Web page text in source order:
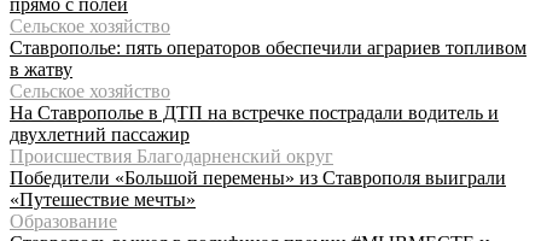
Сельское хозяйство
Ставрополье: пять операторов обеспечили аграриев топливом
в жатву
Сельское хозяйство
На Ставрополье в ДТП на встречке пострадали водитель и
двухлетний пассажир
Происшествия Благодарненский округ
Победители «Большой перемены» из Ставрополя выиграли
«Путешествие мечты»
Образование